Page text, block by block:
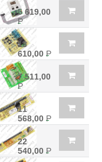
5 619,00
Р
13
610,00 Р
7 511,00
Р
11
568,00 Р
22
540,00 Р